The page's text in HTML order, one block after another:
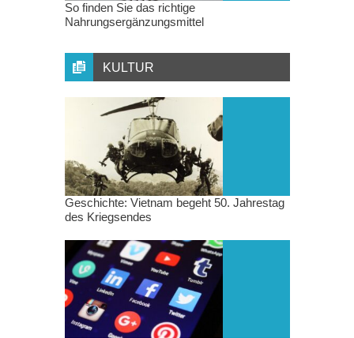
So finden Sie das richtige
Nahrungsergänzungsmittel
KULTUR
Geschichte: Vietnam begeht 50. Jahrestag
des Kriegsendes